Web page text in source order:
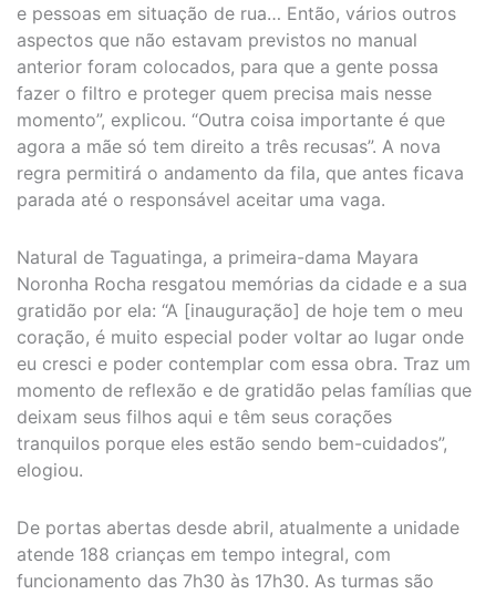
e pessoas em situação de rua… Então, vários outros
aspectos que não estavam previstos no manual
anterior foram colocados, para que a gente possa
fazer o filtro e proteger quem precisa mais nesse
momento”, explicou. “Outra coisa importante é que
agora a mãe só tem direito a três recusas”. A nova
regra permitirá o andamento da fila, que antes ficava
parada até o responsável aceitar uma vaga.
Natural de Taguatinga, a primeira-dama Mayara
Noronha Rocha resgatou memórias da cidade e a sua
gratidão por ela: “A [inauguração] de hoje tem o meu
coração, é muito especial poder voltar ao lugar onde
eu cresci e poder contemplar com essa obra. Traz um
momento de reflexão e de gratidão pelas famílias que
deixam seus filhos aqui e têm seus corações
tranquilos porque eles estão sendo bem-cuidados”,
elogiou.
De portas abertas desde abril, atualmente a unidade
atende 188 crianças em tempo integral, com
funcionamento das 7h30 às 17h30. As turmas são